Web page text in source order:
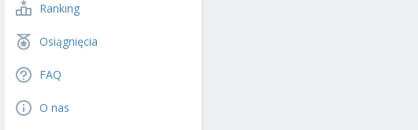
Ranking
Osiągnięcia
FAQ
O nas